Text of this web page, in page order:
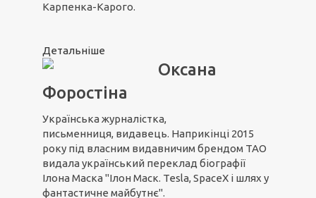
Карпенка-Карого.
Детальніше
Оксана
Форостіна
Українська журналістка,
письменниця, видавець. Наприкінці 2015
року під власним видавничим брендом ТАО
видала український переклад біографії
Ілона Маска "Ілон Маск. Tesla, SpaceX і шлях у
фантастичне майбутнє".